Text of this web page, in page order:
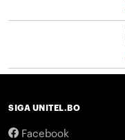
SIGA UNITEL.BO
Facebook